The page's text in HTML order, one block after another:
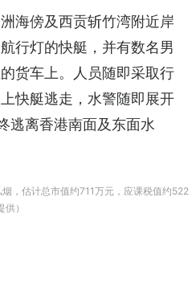
海傍及西贡斩竹湾附近岸
行灯的快艇，并有数名男
货车上。人员随即采取行
快艇逃走，水警随即展开
逃离香港南面及东面水
，估计总市值约711万元，应课税值约522
）